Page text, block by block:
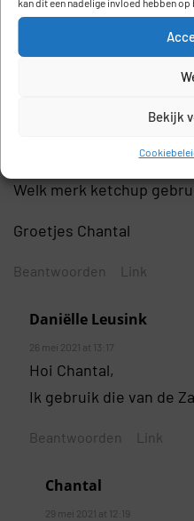
Bekijk
4 Comments
Welk merk ketchup
Groetjes Chantal
Beantwoorden Link
Daniëlle Leusink
26 mei 2021 at 13:17
Hoi Chantal,
Ik gebruik die van de
Beantwoorden Link
Chantal
29 mei 2021 at 12:19